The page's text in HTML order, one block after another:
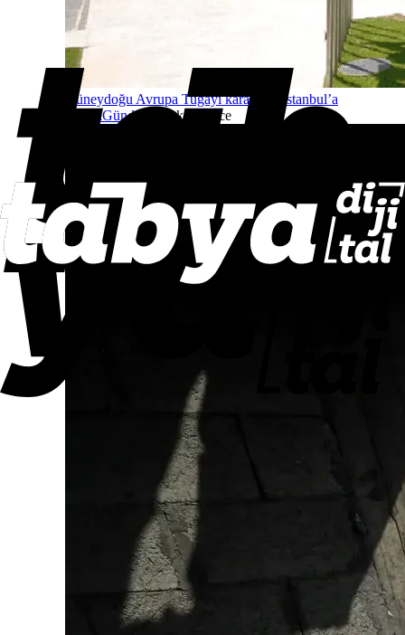
Güneydoğu Avrupa Tugayı karargâhı İstanbul’a
taşındıGündem 8 dakika önce